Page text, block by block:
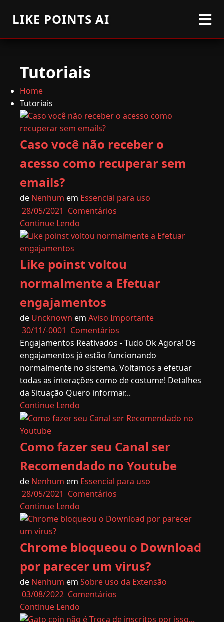
LIKE POINTS AI
Tutoriais
Home
Tutoriais
Caso você não receber o
acesso como recuperar sem
emails?
de Nenhum em Essencial para uso
28/05/2021 Comentários
Continue Lendo
Like poinst voltou
normalmente a Efetuar
engajamentos
de Uncknown em Aviso Importante
30/11/-0001 Comentários
Engajamentos Reativados - Tudo Ok Agora! Os
engajamentos já estão funcionando
normalmente no sistema. Voltamos a efetuar
todas as interações como de costume! Detalhes
da Situação Quero informar...
Continue Lendo
Como fazer seu Canal ser
Recomendado no Youtube
de Nenhum em Essencial para uso
28/05/2021 Comentários
Continue Lendo
Chrome bloqueou o Download
por parecer um virus?
de Nenhum em Sobre uso da Extensão
03/08/2022 Comentários
Continue Lendo